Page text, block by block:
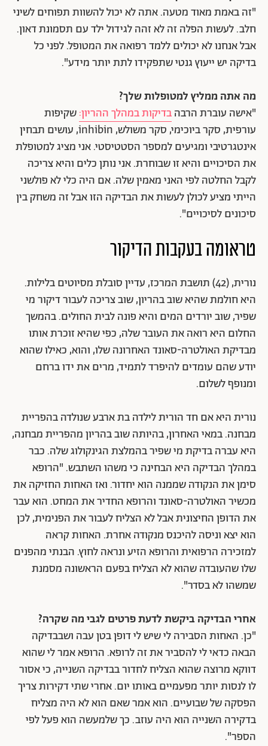
"זה באמת מאוד מטעה. אתה לא יכול להשוות תפוחים לשיני
חלב. לעשות הפלה זה לא זהה לגידול ילד עם תסמונת דאון.
אבל אנחנו לא יכולים ללמד רפואה את המטופל. לפני כל
בדיקה יש ייעוץ גנטי שתפקידו לתת יותר מידע".
מה אתה ממליץ למטופלות שלך?
"אישה עוברת הרבהבדיקות במהלך ההריון:שקיפות
עורפית, סקר ביוכימי, סקר משולש, inhibin, עושים תבחין
אינטגרטיבי ומגיעים למספר הסטטיסטי. אני מציג למטופלת
את הסיכויים והיא זו שבוחרת. אני נותן כלים והיא צריכה
לקבל החלטה לפי האני מאמין שלה. אם היה כלי לא פולשני
הייתי מציע לכולן לעשות את הבדיקה הזו אבל זה משחק בין
סיכונים לסיכויים".
טראומה בעקבות הדיקור
נורית, (42) תושבת המרכז, עדיין סובלת מסיוטים בלילות.
היא חולמת שהיא שוב בהריון, שוב צריכה לעבור דיקור מי
שפיר, שוב יורדים המים והיא פונה לבית החולים. בהמשך
החלום היא רואה את העובר שלה, כפי שהיא זוכרת אותו
מבדיקת האולטרה-סאונד האחרונה שלו, והוא, כאילו שהוא
יודע שהם עומדים להיפרד לתמיד, מרים את ידו ברחם
ומנופף לשלום.
נורית היא אם חד הורית לילדה בת ארבע שנולדה בהפריית
מבחנה. במאי האחרון, בהיותה שוב בהריון מהפריית מבחנה,
היא עברה בדיקת מי שפיר בהמלצת הגינקולוג שלה. כבר
במהלך הבדיקה היא הבחינה כי משהו השתבש. "הרופא
סימן את הנקודה שממנה הוא יחדור. ואז האחות החזיקה את
מכשיר האולטרה-סאונד והרופא החדיר את המחט. הוא עבר
את הדופן החיצונית אבל לא הצליח לעבור את הפנימית, לכן
הוא יצא וניסה להיכנס מנקודה אחרת. האחות קראה
למזכירה הרפואית והרופא הזיע ונראה לחוץ. הבנתי מהפנים
שלו שהעובדה שהוא לא הצליח בפעם הראשונה מסמנת
שמשהו לא בסדר".
אחרי הבדיקה ביקשת לדעת פרטים לגבי מה שקרה?
"כן. האחות הסבירה לי שיש לי דופן בטן עבה ושבבדיקה
הבאה כדאי לי להסביר את זה לרופא. הרופא אמר לי שהוא
דווקא מרוצה שהוא הצליח לחדור בבדיקה השנייה, כי אסור
לו לנסות יותר מפעמיים באותו יום. אחרי שתי דקירות צריך
הפסקה של שבועיים. הוא אמר שאם הוא לא היה מצליח
בדקירה השנייה הוא היה עוזב. כך שלמעשה הוא פעל לפי
הספר".